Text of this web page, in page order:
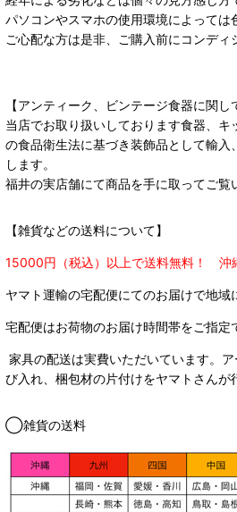
パソコンやスマホの使用環境によって
ご心配な方は是非、ご購入前にコンデ
【アンティーク、ビンテージ食器に関し
当店でお取り扱いしております食器、
の食品衛生法に基づき装飾品として輸
します。
福井の実店舗にて商品を手に取ってご覧
【雑貨などの送料について】
15000円（税込）以上で送料無料！ 沖
ヤマト運輸の宅配便にてのお届けで地域
宅配便はお荷物のお届け時間帯をご指定
家具の配送は実費いただいています。
び入れ、梱包材の片付けをヤマトさんが
◯雑貨の送料